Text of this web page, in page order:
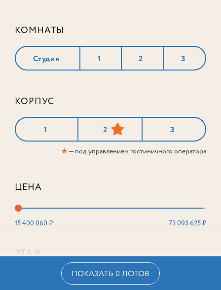
КОМНАТЫ
Студия 1 2 3
КОРПУС
1 2 3
★— под управлением гостиничного оператора
ЦЕНА
15 400 060 ₽ 73 093 625 ₽
ЭТАЖ
ПОКАЗАТЬ 0 ЛОТОВ